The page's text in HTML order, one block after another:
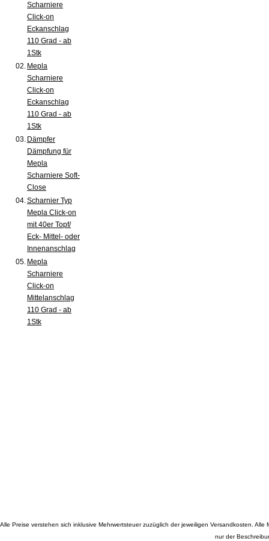
Scharniere
Click-on
Eckanschlag
110 Grad - ab
1Stk
02. Mepla
Scharniere
Click-on
Eckanschlag
110 Grad - ab
1Stk
03. Dämpfer
Dämpfung für
Mepla
Scharniere Soft-
Close
04.Scharnier Typ
Mepla Click-on
mit 40er Topf/
Eck- Mittel- oder
Innenanschlag
05. Mepla
Scharniere
Click-on
Mittelanschlag
110 Grad - ab
1Stk
Alle Preise verstehen sich inklusive Mehrwertsteuer zuzüglich der jeweiligen Versandkosten.
nur der